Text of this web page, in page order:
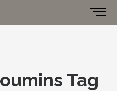
Tag